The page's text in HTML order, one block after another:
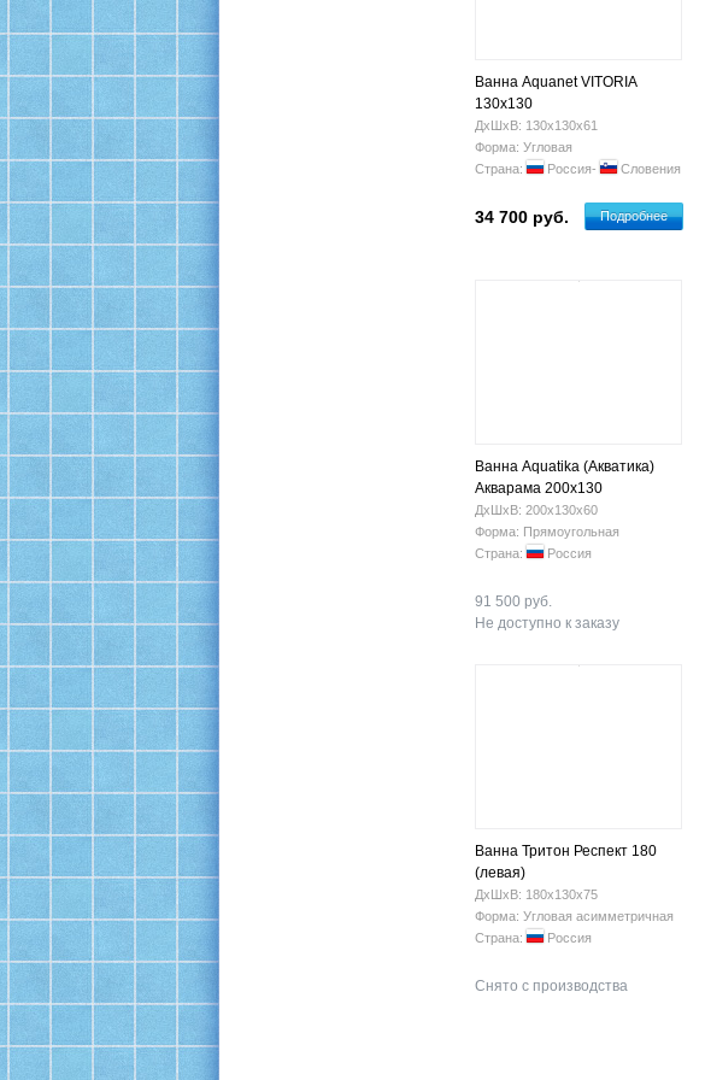
Ванна Aquanet VITORIA
130x130
ДхШхВ: 130х130х61
Форма: Угловая
Страна:
Россия- Словения
34 700 руб. Подробнее
Ванна Aquatika (Акватика)
Акварама 200х130
ДхШхВ: 200х130х60
Форма: Прямоугольная
Страна:
Россия
91 500 руб.
Не доступно к заказу
Ванна Тритон Респект 180
(левая)
ДхШхВ: 180х130х75
Форма: Угловая асимметричная
Страна:
Россия
Снято с производства